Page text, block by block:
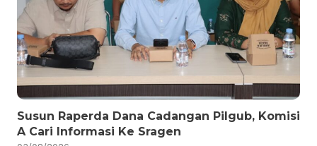
Susun Raperda Dana Cadangan Pilgub, Komisi
A Cari Informasi Ke Sragen